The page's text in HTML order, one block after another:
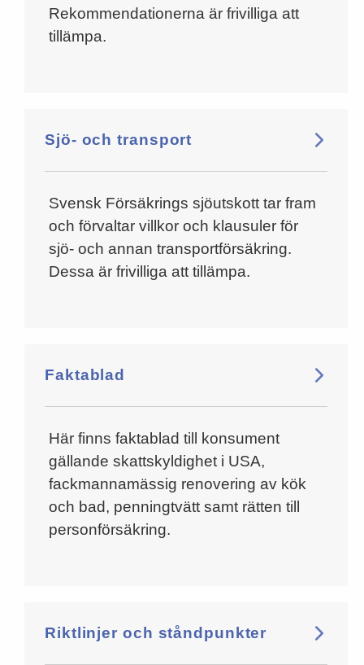
Rekommendationerna är frivilliga att
tillämpa.
Sjö- och transport
Svensk Försäkrings sjöutskott tar fram
och förvaltar villkor och klausuler för
sjö- och annan transportförsäkring.
Dessa är frivilliga att tillämpa.
Faktablad
Här finns faktablad till konsument
gällande skattskyldighet i USA,
fackmannamässig renovering av kök
och bad, penningtvätt samt rätten till
personförsäkring.
Riktlinjer och ståndpunkter